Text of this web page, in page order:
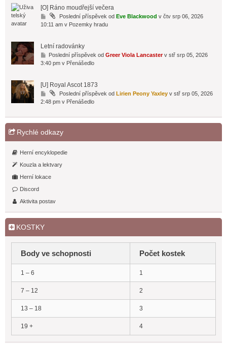
o
l
d
n
í
í
p
k
í
n
o
s
l
d
í
í
s
v
e
[O] Ráno moudřejší večera
P
ř
í
n
o
l
n
ř
í
p
e
Poslední příspěvek od Eve Blackwood v čtv srp 06, 2026
10:11 am v Pozemky hradu
Letní radovánky
P
ř
í
n
s
e
n
í
í
p
e
Poslední příspěvek od Greer Viola Lancasterv stř srp 05, 2026
3:40 pm v Přenášedlo
[U] Royal Ascot 1873
P
ř
t
n
a
o
d
p
ě
Poslední příspěvek od Lirien Peony Yaxleyv stř srp 05, 2026
2:48 pm v Přenášedlo
Rychlé odkazy
Herní encyklopedie
Kouzla a lektvary
Herní lokace
Discord
Aktivita postav
KOSTKY
Body ve schopnosti Počet kostek
1 – 6 1
7 – 12 2
13 – 18 3
19 + 4